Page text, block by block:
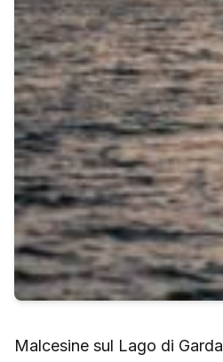
Malcesine sul Lago di Garda